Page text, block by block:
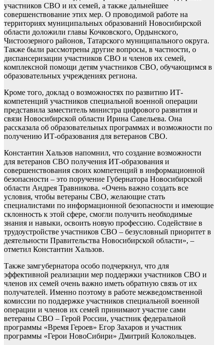
участников СВО и их семей, а также дальнейшее
совершенствование этих мер. О проводимой работе на
территориях муниципальных образований Новосибирской
области доложили главы Кочковского, Ордынского,
Чистоозерного районов, Татарского муниципального округа.
Также были рассмотрены другие вопросы, в частности, о
диспансеризации участников СВО и членов их семей,
комплексной помощи детям участников СВО, обучающимся в
образовательных учреждениях региона.
Кроме того, доклад о возможностях по развитию ИТ-
компетенций участников специальной военной операции
представила заместитель министра цифрового развития и
связи Новосибирской области Ирина Савельева. Она
рассказала об образовательных программах и возможности по
получению ИТ-образования для ветеранов СВО.
Константин Хальзов напомнил, что создание возможности
для ветеранов СВО получения ИТ-образования и
совершенствования своих компетенций в информационной
безопасности – это поручение Губернатора Новосибирской
области Андрея Травникова. «Очень важно создать все
условия, чтобы ветераны СВО, желающие стать
специалистами по информационной безопасности и имеющие
склонность к этой сфере, смогли получить необходимые
знания и навыки, освоить новую профессию. Содействие в
трудоустройстве участников СВО – безусловный приоритет в
деятельности Правительства Новосибирской области», –
отметил Константин Хальзов.
Также замгубернатора особо подчеркнул, что для
эффективной реализации мер поддержки участников СВО и
членов их семей очень важно иметь обратную связь от их
получателей. Именно поэтому в работе межведомственной
комиссии по поддержке участников специальной военной
операции и членов их семей принимают участие сами
ветераны СВО – Герой России, участник федеральной
программы «Время Героев» Егор Захаров и участник
программы «Герои НовоСибири» Дмитрий Колокольцев.